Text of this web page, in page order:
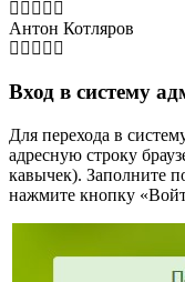
Антон Котляров
Вход в систему
Для перехода в
адресную строку
кавычек). Заполните
нажмите кнопку